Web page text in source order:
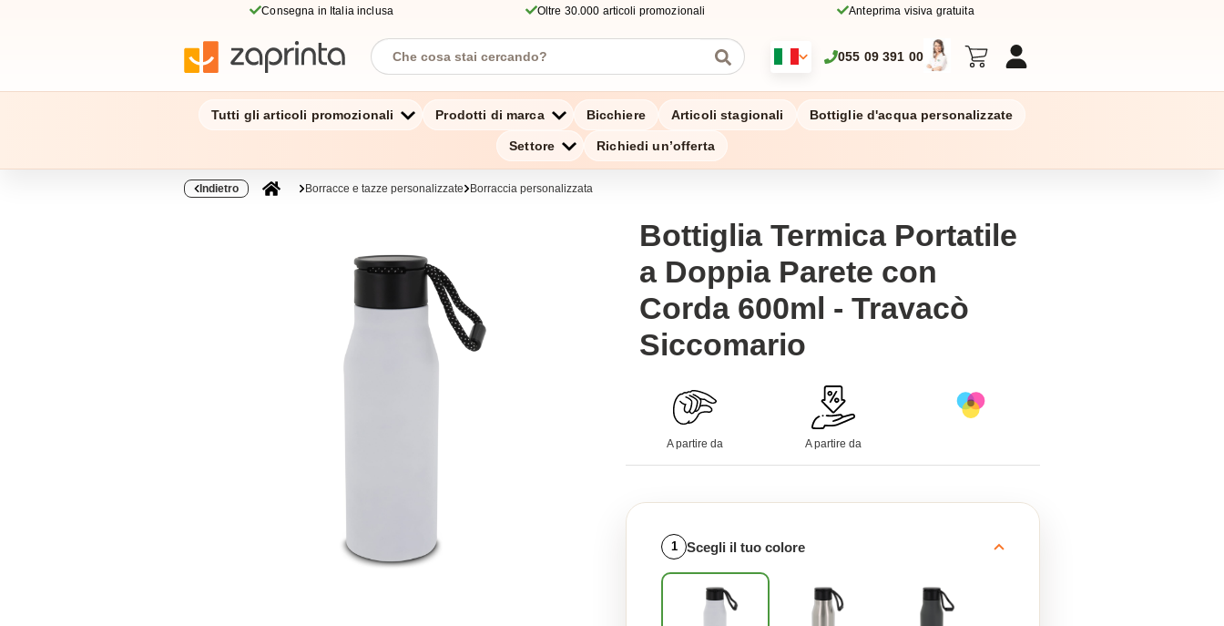
Consegna in Italia inclusa Oltre 30.000 articoli promozionali Anteprima visiva gratuita
055 09 391 00
Tutti gli articoli promozionali Prodotti di marca Bicchiere Articoli stagionali Bottiglie d'acqua personalizzate
Settore Richiedi un’offerta
Indietro Borracce e tazze personalizzate Borraccia personalizzata
Bottiglia Termica Portatile
a Doppia Parete con
Corda 600ml - Travacò
Siccomario
A partire da A partire da
1 Scegli il tuo colore